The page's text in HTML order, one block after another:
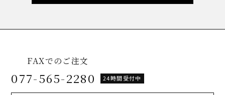
FAXでのご注文
077-565-2280 24時間受付中